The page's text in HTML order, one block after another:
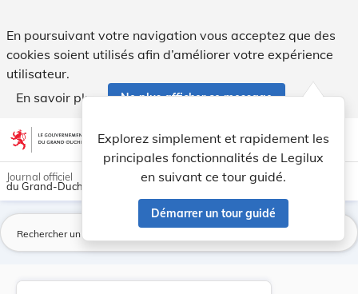
En poursuivant votre navigation vous acceptez que des
cookies soient utilisés afin d’améliorer votre expérience
utilisateur.
En savoir plus
Ne plus afficher ce message
Aller au contenu account_circle help Aide
Explorez simplement et rapidement les
principales fonctionnalités de Legilux
en suivant ce tour guidé.
Démarrer un tour guidé
light_mode dark_mode
Journal officiel
du Grand-Duché de Luxembourg